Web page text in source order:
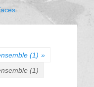
Surfaces
(1) »
(1)